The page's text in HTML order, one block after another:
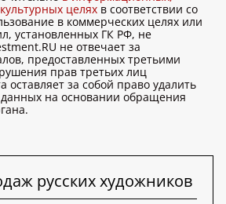
целях в соответствии со
в коммерческих целях или
установленных ГК РФ, не
не отвечает за
предоставленных третьими
прав третьих лиц
оставляет за собой право удалить
данных на основании обращения
русских художников